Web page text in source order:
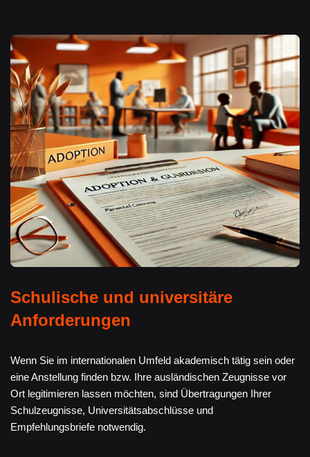
Schulische und universitäre
Anforderungen
Wenn Sie im internationalen Umfeld akademisch tätig sein oder
eine Anstellung finden bzw. Ihre ausländischen Zeugnisse vor
Ort legitimieren lassen möchten, sind Übertragungen Ihrer
Schulzeugnisse, Universitätsabschlüsse und
Empfehlungsbriefe notwendig.